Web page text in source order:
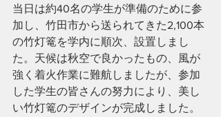
当日は約40名の学生が準備のために参
加し、竹田市から送られてきた2,100本
の竹灯篭を学内に順次、設置しまし
た。天候は秋空で良かったもの、風が
強く着火作業に難航しましたが、参加
した学生の皆さんの努力により、美し
い竹灯篭のデザインが完成しました。